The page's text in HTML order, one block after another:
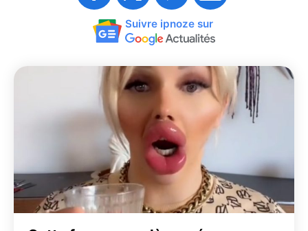
Suivre ipnoze sur